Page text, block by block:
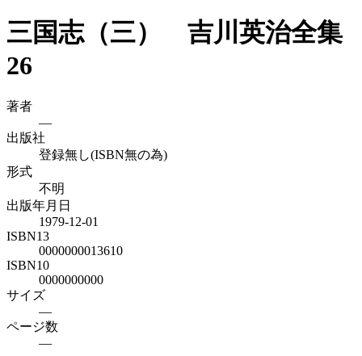
三国志（三） 吉川英治全集
26
著者
—
出版社
登録無し(ISBN無の為)
形式
不明
出版年月日
1979-12-01
ISBN13
0000000013610
ISBN10
0000000000
サイズ
—
ページ数
—